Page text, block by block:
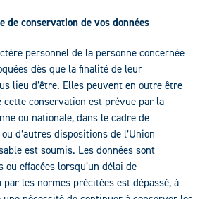
de conservation de vos données
personnel de la personne concernée
dès que la finalité de leur
lieu d’être. Elles peuvent en outre être
cette conservation est prévue par la
ou nationale, dans le cadre de
d’autres dispositions de l’Union
est soumis. Les données sont
ou effacées lorsqu’un délai de
les normes précitées est dépassé, à